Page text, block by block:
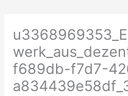
f689db-f7d7-